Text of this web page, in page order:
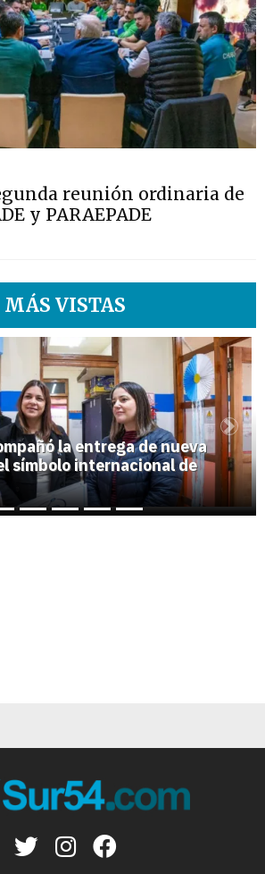
reunión ordinaria de
y PARAEPADE
MÁS VISTAS
1
la entrega de nueva
símbolo internacional de
Next